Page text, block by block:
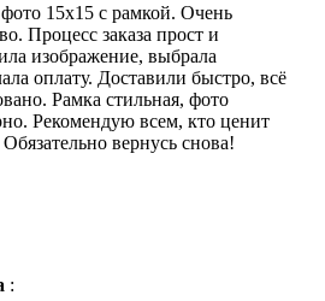
фото 15х15 с рамкой. Очень
Процесс заказа прост и
изображение, выбрала
оплату. Доставили быстро, всё
Рамка стильная, фото
Рекомендую всем, кто ценит
вернусь снова!
: